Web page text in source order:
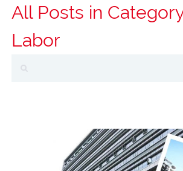
All Posts in
Labor